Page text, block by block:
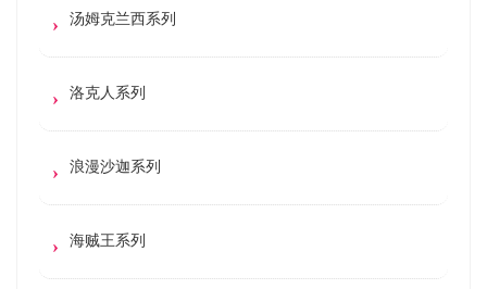
汤姆克兰西系列
洛克人系列
浪漫沙迦系列
海贼王系列